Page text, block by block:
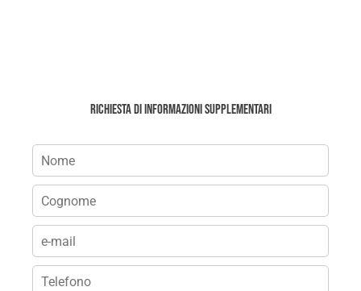
Richiesta di informazioni supplementari